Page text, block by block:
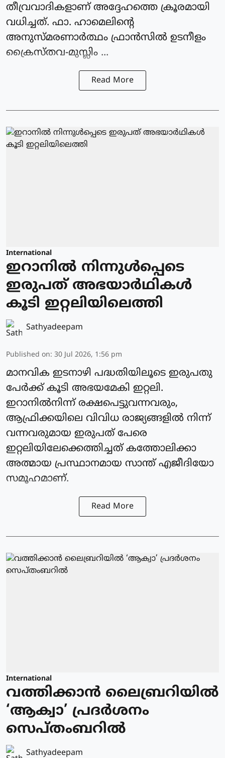
തീവ്രവാദികളാണ് അദ്ദേഹത്തെ ക്രൂരമായി
വധിച്ചത്. ഫാ. ഹാമെലിന്റെ
അനുസ്മരണാര്‍ത്ഥം ഫ്രാന്‍സില്‍ ഉടനീളം
ക്രൈസ്തവ-മുസ്ലിം ...
Read More
International
ഇറാനിൽ നിന്നുള്‍പ്പെടെ
ഇരുപത് അഭയാര്‍ഥികള്‍
കൂടി ഇറ്റലിയിലെത്തി
Sathyadeepam
Published on: 30 Jul 2026, 1:56 pm
മാനവിക ഇടനാഴി പദ്ധതിയിലൂടെ ഇരുപതു
പേര്‍ക്ക് കൂടി അഭയമേകി ഇറ്റലി.
ഇറാനില്‍നിന്ന് രക്ഷപെട്ടുവന്നവരും,
ആഫ്രിക്കയിലെ വിവിധ രാജ്യങ്ങളില്‍ നിന്ന്
വന്നവരുമായ ഇരുപത് പേരെ
ഇറ്റലിയിലേക്കെത്തിച്ചത് കത്തോലിക്കാ
അത്മായ പ്രസ്ഥാനമായ സാന്ത് എജീദിയോ
സമൂഹമാണ്.
Read More
International
വത്തിക്കാന്‍ ലൈബ്രറിയില്‍
‘ആക്വാ’ പ്രദര്‍ശനം
സെപ്തംബറില്‍
Sathyadeepam